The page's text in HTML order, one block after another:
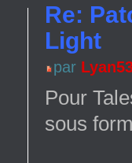
Re:
Light
par
Pour
sous